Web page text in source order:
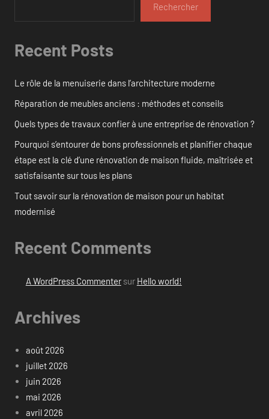
Rechercher
Recent Posts
Le rôle de la menuiserie dans l’architecture moderne
Réparation de meubles anciens : méthodes et conseils
Quels types de travaux confier à une entreprise de rénovation ?
Pourquoi s’entourer de bons professionnels et planifier chaque
étape est la clé d’une rénovation de maison fluide, maîtrisée et
satisfaisante sur tous les plans
Tout savoir sur la rénovation de maison pour un habitat
modernisé
Recent Comments
A WordPress Commentersur Hello world!
Archives
août 2026
juillet 2026
juin 2026
mai 2026
avril 2026